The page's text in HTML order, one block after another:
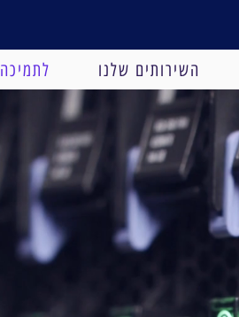
לתמיכה השירותים שלנו